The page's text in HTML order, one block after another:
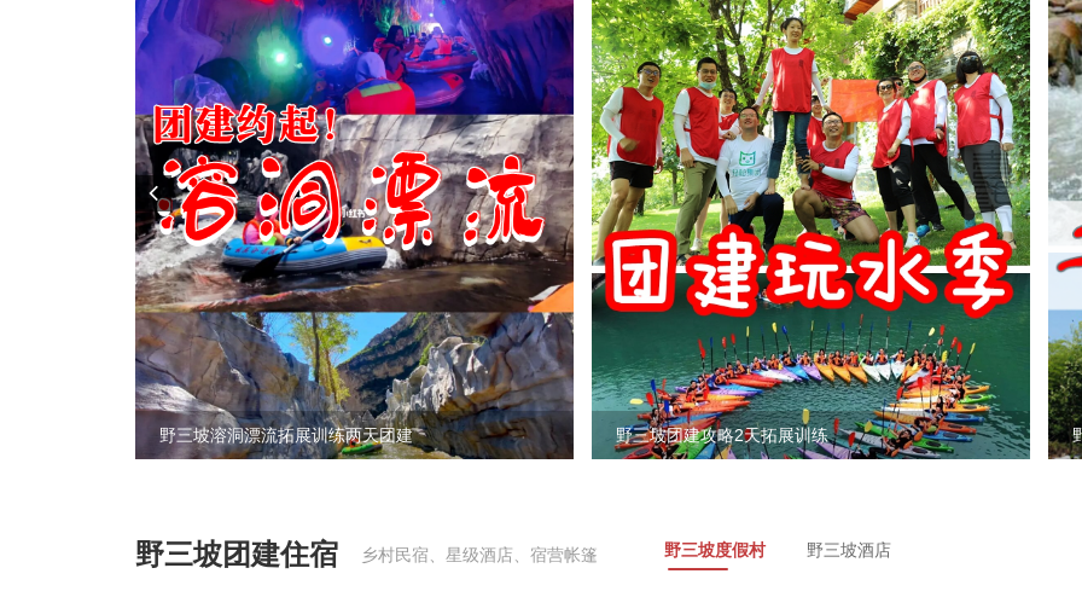
野三坡溶洞漂流拓展训练两天团建 野三坡团建攻略2天拓展训练
野三坡团建住宿 乡村民宿、星级酒店、宿营帐篷 野三坡度假村 野三坡酒店